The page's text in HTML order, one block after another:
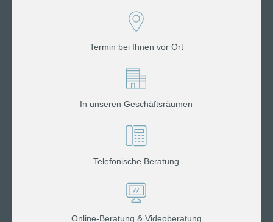
Termin bei Ihnen vor Ort
In unseren Geschäftsräumen
Telefonische Beratung
Online-Beratung & Videoberatung